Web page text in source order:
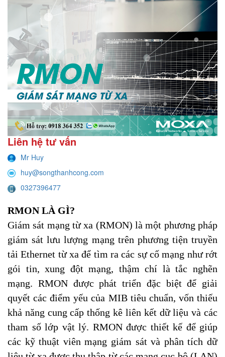
Liên hệ tư vấn
Mr Huy
huy@songthanhcong.com
0327396477
RMON LÀ GÌ?
Giám sát mạng từ xa (RMON) là một phương pháp
giám sát lưu lượng mạng trên phương tiện truyền
tải Ethernet từ xa để tìm ra các sự cố mạng như rớt
gói tin, xung đột mạng, thậm chí là tắc nghẽn
mạng. RMON được phát triển đặc biệt để giải
quyết các điểm yếu của MIB tiêu chuẩn, vốn thiếu
khả năng cung cấp thống kê liên kết dữ liệu và các
tham số lớp vật lý. RMON được thiết kế để giúp
các kỹ thuật viên mạng giám sát và phân tích dữ